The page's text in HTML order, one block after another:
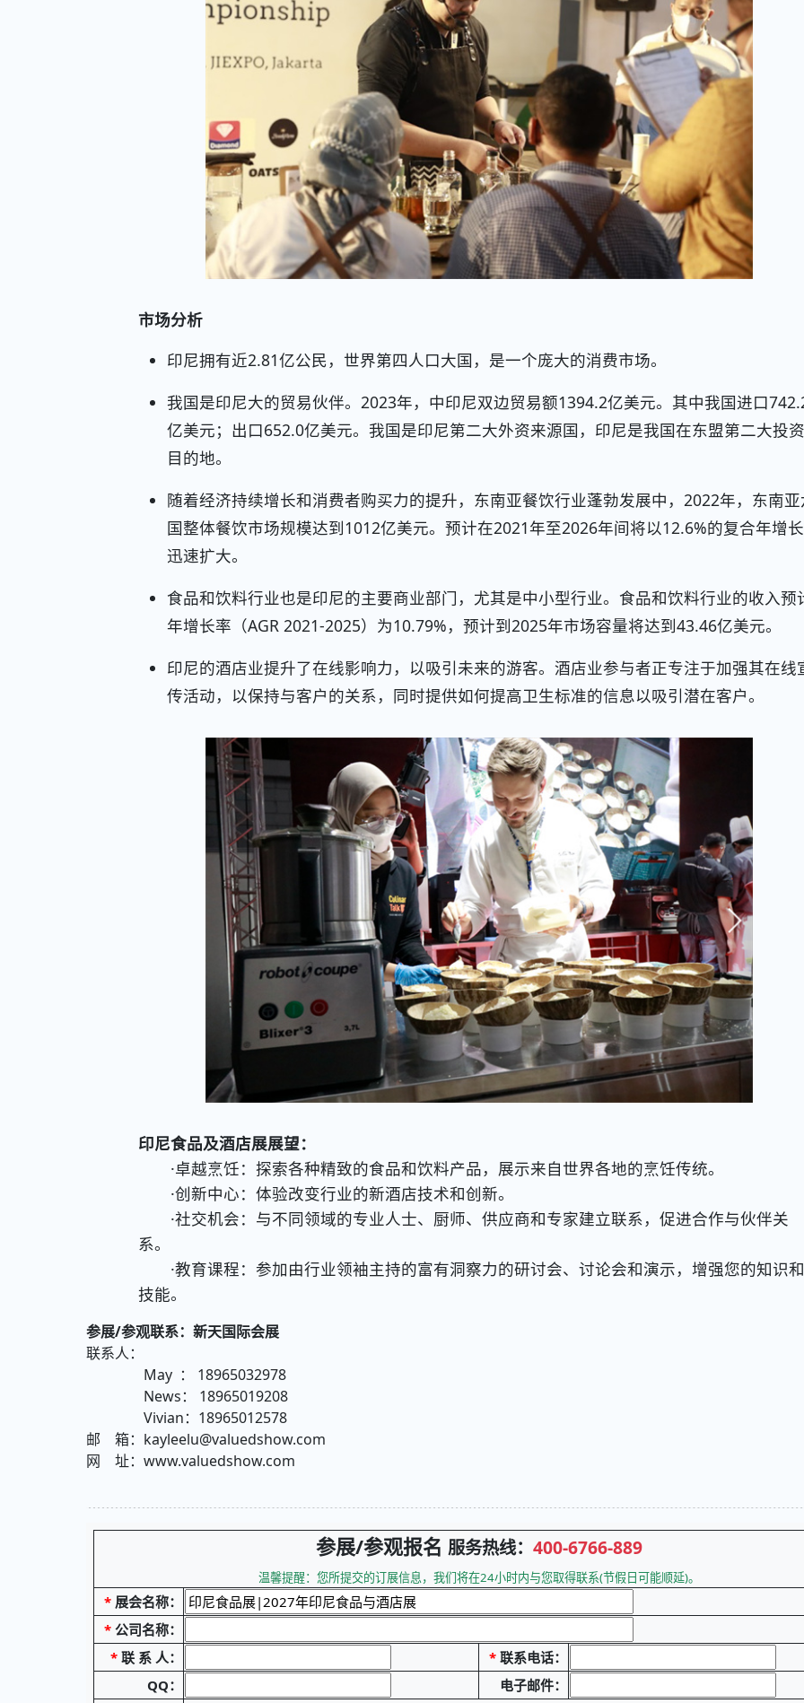
市场分析
印尼拥有近2.81亿公民，世界第四人口大国，是一个庞大的消费市场。
我国是印尼大的贸易伙伴。2023年，中印尼双边贸易额1394.2亿美元。其中我国进口
亿美元；出口652.0亿美元。我国是印尼第二大外资来源国，印尼是我国在东盟第二大投资
目的地。
随着经济持续增长和消费者购买力的提升，东南亚餐饮行业蓬勃发展中，2022年，东南亚
国整体餐饮市场规模达到1012亿美元。预计在2021年至2026年间将以12.6%的复合年增
迅速扩大。
食品和饮料行业也是印尼的主要商业部门，尤其是中小型行业。食品和饮料行业的收入预
年增长率（AGR 2021-2025）为10.79%，预计到2025年市场容量将达到43.46亿美元。
印尼的酒店业提升了在线影响力，以吸引未来的游客。酒店业参与者正专注于加强其在线
传活动，以保持与客户的关系，同时提供如何提高卫生标准的信息以吸引潜在客户。
印尼食品及酒店展展望：
·卓越烹饪：探索各种精致的食品和饮料产品，展示来自世界各地的烹饪传统。
·创新中心：体验改变行业的新酒店技术和创新。
·社交机会：与不同领域的专业人士、厨师、供应商和专家建立联系，促进合作与伙伴关
系。
·教育课程：参加由行业领袖主持的富有洞察力的研讨会、讨论会和演示，增强您的知识和
技能。
参展/参观联系：新天国际会展
联系人：
May ： 18965032978
News： 18965019208
Vivian：18965012578
邮 箱：kayleelu@valuedshow.com
网 址：www.valuedshow.com
参展/参观报名 服务热线： 400-6766-889
温馨提醒：您所提交的订展信息，我们将在24小时内与您取得联系(节假日可能顺延)。
* 展会名称：
* 公司名称：
* 联 系 人： * 联系电话：
QQ：
电子邮件：